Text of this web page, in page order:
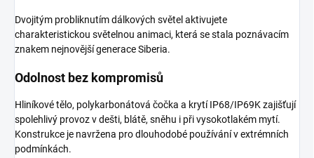
Dvojitým probliknutím dálkových světel aktivujete
charakteristickou světelnou animaci, která se stala poznávacím
znakem nejnovější generace Siberia.
Odolnost bez kompromisů
Hliníkové tělo, polykarbonátová čočka a krytí IP68/IP69K zajišťují
spolehlivý provoz v dešti, blátě, sněhu i při vysokotlakém mytí.
Konstrukce je navržena pro dlouhodobé používání v extrémních
podmínkách.